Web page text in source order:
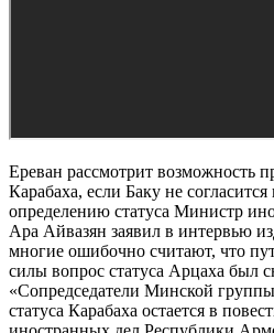
Ереван рассмотрит возможность
Карабаха, если Баку не
определению статуса Министр
Ара Айвазян заявил в интервью
многие ошибочно считают, что
силы вопрос статуса Арцаха был
«Сопредседатели Минской
статуса Карабаха остается в